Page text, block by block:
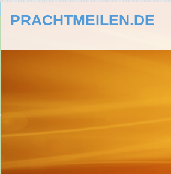
PRACHTMEILEN.DE